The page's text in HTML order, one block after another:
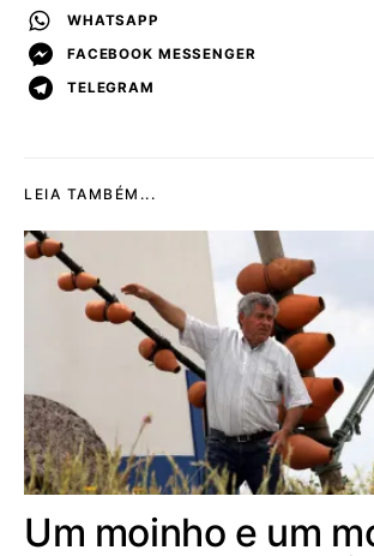
WHATSAPP
FACEBOOK MESSENGER
TELEGRAM
LEIA TAMBÉM...
Um moinho e um